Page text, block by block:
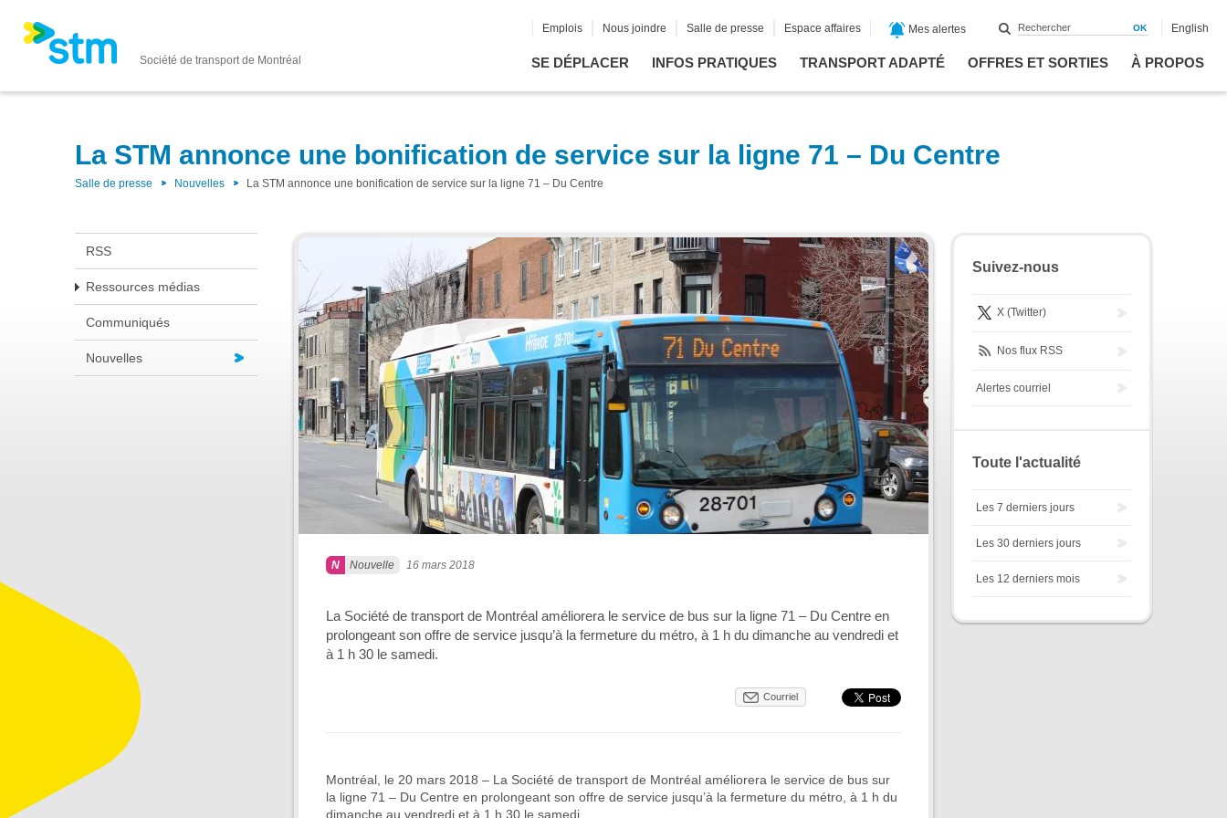
Société de transport de Montréal SE DÉPLACER INFOS PRATIQUES TRANSPORT ADAPTÉ OFFRES ET SORTIES À PROPOS
Emplois Nous joindre Salle de presse Espace affaires Mes alertes English
La STM annonce une bonification de service sur la ligne 71 – Du Centre
Salle de presse Nouvelles La STM annonce une bonification de service sur la ligne 71 – Du Centre
RSS
Ressources médias
Communiqués
Nouvelles
Nouvelle 16 mars 2018
La Société de transport de Montréal améliorera le service de bus sur la ligne 71 – Du Centre en
prolongeant son offre de service jusqu’à la fermeture du métro, à 1 h du dimanche au vendredi et
à 1 h 30 le samedi.
Courriel
Montréal, le 20 mars 2018 – La Société de transport de Montréal améliorera le service de bus sur
la ligne 71 – Du Centre en prolongeant son offre de service jusqu’à la fermeture du métro, à 1 h du
dimanche au vendredi et à 1 h 30 le samedi.
Suivez-nous
X (Twitter)
Nos flux RSS
Alertes courriel
Toute l'actualité
Les 7 derniers jours
Les 30 derniers jours
Les 12 derniers mois